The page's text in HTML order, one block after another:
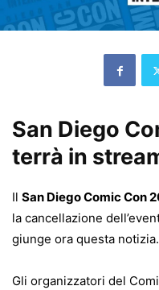
San Diego
terrà in
Il San Diego Comic Con
la cancellazione
giunge ora questa notizia.
Gli organizzatori del